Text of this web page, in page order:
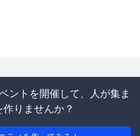
ントを開催して、人が集ま
りませんか？